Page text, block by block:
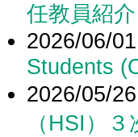
任教員紹
2026/06/01
Students
2026/05/26
（HSI）